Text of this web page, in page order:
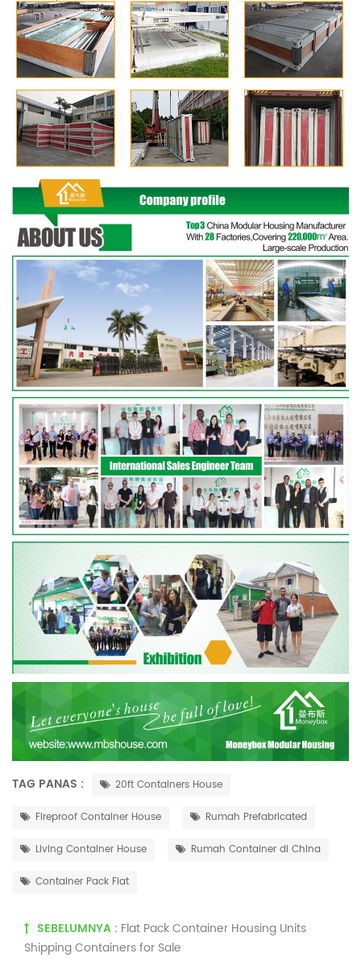
TAG PANAS : 20ft Containers House
Fireproof Container House Rumah Prefabricated
Living Container House Rumah Container di China
Container Pack Flat
SEBELUMNYA : Flat Pack Container Housing Units
Shipping Containers for Sale